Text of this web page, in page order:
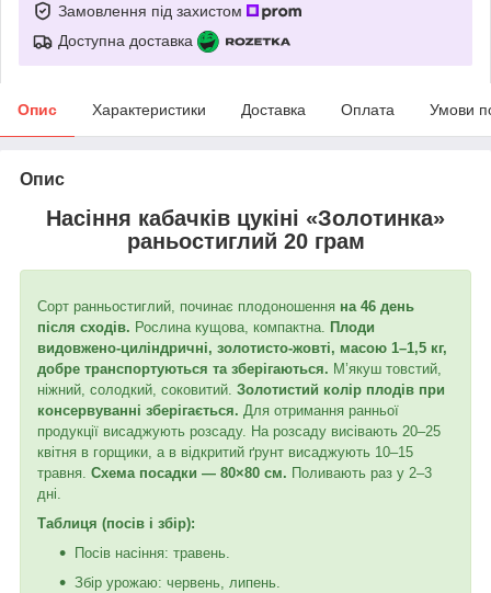
Замовлення під захистом
Доступна доставка
Опис Характеристики Доставка Оплата Умови
Опис
Насіння кабачків цукіні «Золотинка»
раньостиглий 20 грам
Сорт ранньостиглий, починає плодоношення на 46 день
після сходів. Рослина кущова, компактна. Плоди
видовжено-циліндричні, золотисто-жовті, масою 1–1,5 кг,
добре транспортуються та зберігаються. М’якуш товстий,
ніжний, солодкий, соковитий. Золотистий колір плодів при
консервуванні зберігається. Для отримання ранньої
продукції висаджують розсаду. На розсаду висівають 20–25
квітня в горщики, а в відкритий ґрунт висаджують 10–15
травня. Схема посадки — 80×80 см. Поливають раз у 2–3
дні.
Таблиця (посів і збір):
Посів насіння: травень.
Збір урожаю: червень, липень.